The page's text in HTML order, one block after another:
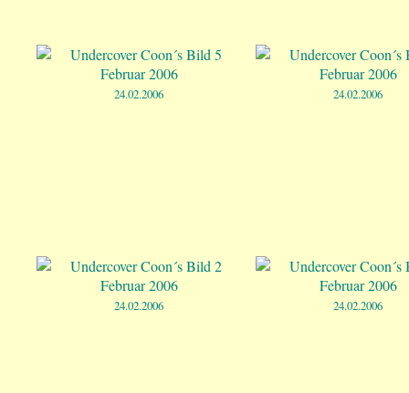
24.02.2006 24.02.2006
24.02.2006 24.02.2006